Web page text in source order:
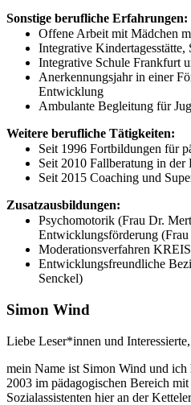
Sonstige berufliche Erfahrungen:
Offene Arbeit mit Mädchen
Integrative Kindertagesstätte,
Integrative Schule Frankfurt
Anerkennungsjahr in einer
Entwicklung
Ambulante Begleitung für
Weitere berufliche Tätigkeiten:
Seit 1996 Fortbildungen für
Seit 2010 Fallberatung in der
Seit 2015 Coaching und
Zusatzausbildungen:
Psychomotorik (Frau Dr.
Entwicklungsförderung
Moderationsverfahren
Entwicklungsfreundliche
Senckel)
Simon Wind
Liebe Leser*innen und Interessierte,
mein Name ist Simon Wind und
2003 im pädagogischen Bereich
Sozialassistenten hier an der